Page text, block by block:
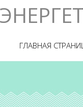
ГЛАВНАЯ